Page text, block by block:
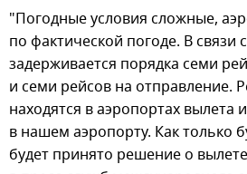
"Погодные условия сложные,
по фактической погоде. В связи
задерживается порядка семи
и семи рейсов на отправление.
находятся в аэропортах вылета
в нашем аэропорту. Как только
будет принято решение о